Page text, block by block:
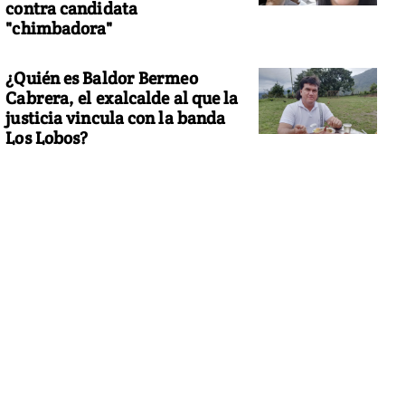
contra candidata
"chimbadora"
¿Quién es Baldor Bermeo
Cabrera, el exalcalde al que la
justicia vincula con la banda
Los Lobos?